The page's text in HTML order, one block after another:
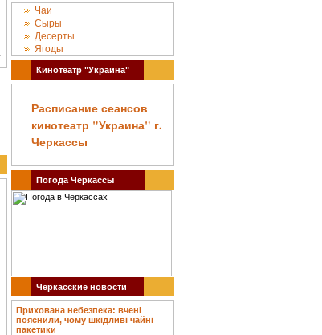
Чаи
Сыры
Десерты
Ягоды
Кинотеатр "Украина"
Расписание сеансов
кинотеатр "Украина" г.
Черкассы
Погода Черкассы
Черкасские новости
Прихована небезпека: вчені
пояснили, чому шкідливі чайні
пакетики